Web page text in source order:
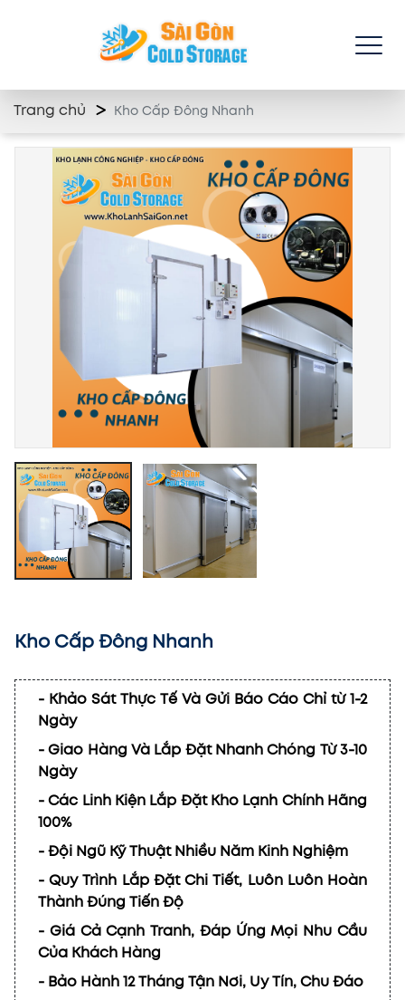
Trang chủ Kho Cấp Đông Nhanh
Kho Cấp Đông Nhanh
- Khảo Sát Thực Tế Và Gửi Báo Cáo Chỉ từ 1-2
Ngày
- Giao Hàng Và Lắp Đặt Nhanh Chóng Từ 3-10
Ngày
- Các Linh Kiện Lắp Đặt Kho Lạnh Chính Hãng
100%
- Đội Ngũ Kỹ Thuật Nhiều Năm Kinh Nghiệm
- Quy Trình Lắp Đặt Chi Tiết, Luôn Luôn Hoàn
Thành Đúng Tiến Độ
- Giá Cả Cạnh Tranh, Đáp Ứng Mọi Nhu Cầu
Của Khách Hàng
- Bảo Hành 12 Tháng Tận Nơi, Uy Tín, Chu Đáo